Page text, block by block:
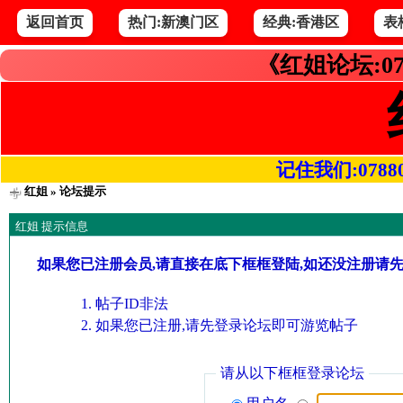
返回首页 热门:新澳门区 经典:香港区 表
《红姐论坛
记住我们
红姐» 论坛提示
红姐 提示信息
如果您已注册会员,请直接在底下框框登陆,如还没注册请
帖子ID非法
如果您已注册,请先登录论坛即可游览帖子
请从以下框框登录论坛